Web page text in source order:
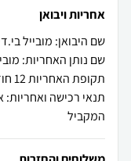
אחריות ויבואן
שם היבואן: מובייל
שם נותן האחריות:
תקופת האחריות 12 חודשים
תנאי רכישה ואחריות:
המקביל